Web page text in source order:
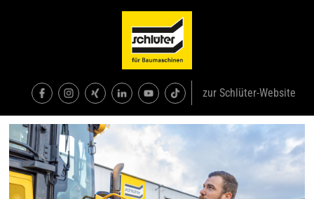
zur Schlüter-Website